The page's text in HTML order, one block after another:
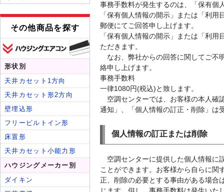
事務手数料が発生するのは、「保有個
「保有個人情報の開示」または「利
郵便にてご回答申し上げます。
「保有個人情報の開示」または「利
ただきます。
なお、弊社からの回答に関してご不
絡申し上げます。
事務手数料
一律1080円(税込)と致します。
空調センターでは、お客様の本人確
通知」、「個人情報の訂正・削除」は
個人情報の訂正または削除
空調センターに提供した個人情報に
ことができます。お客様から自らに関
正、削除の必要とする事由がある場合